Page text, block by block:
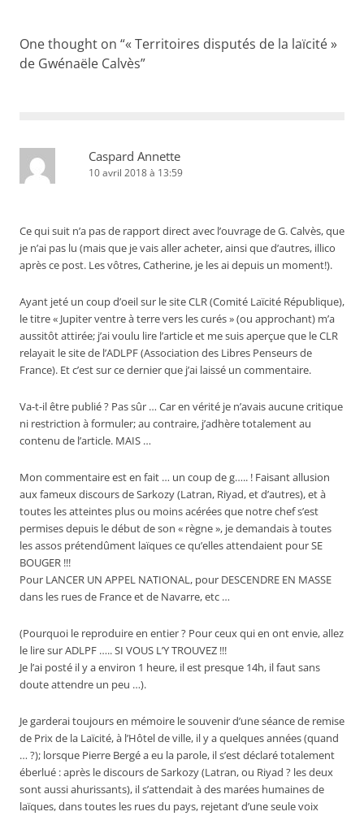
One thought on “« Territoires disputés de la laïcité »
de Gwénaële Calvès”
Caspard Annette
10 avril 2018 à 13:59
Ce qui suit n’a pas de rapport direct avec l’ouvrage de G. Calvès, que
je n’ai pas lu (mais que je vais aller acheter, ainsi que d’autres, illico
après ce post. Les vôtres, Catherine, je les ai depuis un moment!).
Ayant jeté un coup d’oeil sur le site CLR (Comité Laïcité République),
le titre « Jupiter ventre à terre vers les curés » (ou approchant) m’a
aussitôt attirée; j’ai voulu lire l’article et me suis aperçue que le CLR
relayait le site de l’ADLPF (Association des Libres Penseurs de
France). Et c’est sur ce dernier que j’ai laissé un commentaire.
Va-t-il être publié ? Pas sûr … Car en vérité je n’avais aucune critique
ni restriction à formuler; au contraire, j’adhère totalement au
contenu de l’article. MAIS …
Mon commentaire est en fait … un coup de g….. ! Faisant allusion
aux fameux discours de Sarkozy (Latran, Riyad, et d’autres), et à
toutes les atteintes plus ou moins acérées que notre chef s’est
permises depuis le début de son « règne », je demandais à toutes
les assos prétendûment laïques ce qu’elles attendaient pour SE
BOUGER !!!
Pour LANCER UN APPEL NATIONAL, pour DESCENDRE EN MASSE
dans les rues de France et de Navarre, etc …
(Pourquoi le reproduire en entier ? Pour ceux qui en ont envie, allez
le lire sur ADLPF ….. SI VOUS L’Y TROUVEZ !!!
Je l’ai posté il y a environ 1 heure, il est presque 14h, il faut sans
doute attendre un peu …).
Je garderai toujours en mémoire le souvenir d’une séance de remise
de Prix de la Laïcité, à l’Hôtel de ville, il y a quelques années (quand
… ?); lorsque Pierre Bergé a eu la parole, il s’est déclaré totalement
éberlué : après le discours de Sarkozy (Latran, ou Riyad ? les deux
sont aussi ahurissants), il s’attendait à des marées humaines de
laïques, dans toutes les rues du pays, rejetant d’une seule voix